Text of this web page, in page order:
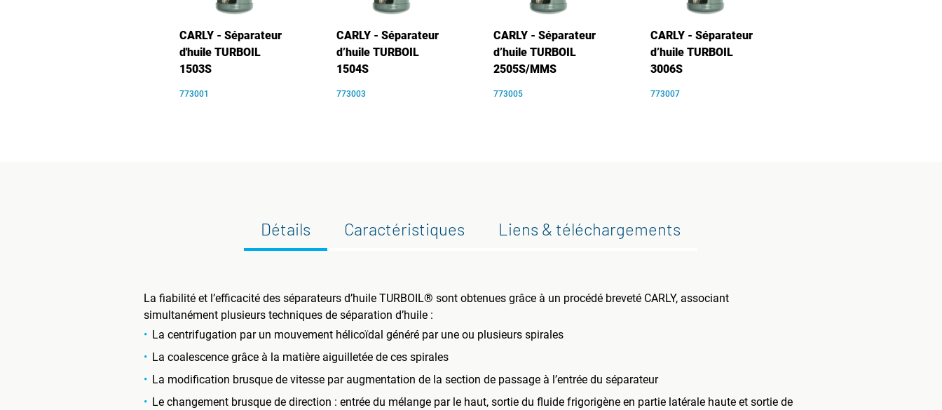
CARLY - Séparateur
d'huile TURBOIL
1503S
773001
CARLY - Séparateur
d’huile TURBOIL
1504S
773003
CARLY - Séparateur
d’huile TURBOIL
2505S/MMS
773005
CARLY - Séparateur
d’huile TURBOIL
3006S
773007
Détails Caractéristiques Liens & téléchargements
La fiabilité et l’efficacité des séparateurs d’huile TURBOIL® sont obtenues grâce à un procédé breveté CARLY, associant
simultanément plusieurs techniques de séparation d’huile :
La centrifugation par un mouvement hélicoïdal généré par une ou plusieurs spirales
La coalescence grâce à la matière aiguilletée de ces spirales
La modification brusque de vitesse par augmentation de la section de passage à l’entrée du séparateur
Le changement brusque de direction : entrée du mélange par le haut, sortie du fluide frigorigène en partie latérale haute et sortie de